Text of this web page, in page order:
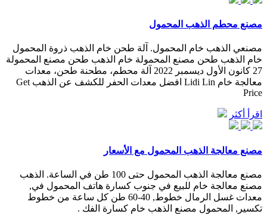
مصنع محطم الذهب المحمول
مصنعي الذهب خام المحمول. آلة طحن خام الذهب ذروة المحمول
خام الذهب طحن مصنع المحمولة خام الذهب طحن مصنع المحمولة
27 كانون الأول ديسمبر 2022 آلة محطم، مطحنة طحن، معدات
معالجة خام Lidi Lin افضل معدات الحفر للكشف عن الذهب Get
Price
اقرأ أكثر
مصنع معالجة الذهب المحمول مع الأسعار
مصنع معالجة الذهب المحمول حتى 100 طن في الساعة. الذهب
مصنع معالجة خام للبيع في جنوب كسارة هاتف المحمول في,
معدات غسل الرمال خطوط, 40-60 طن كل ساعة من خطوط
تكسير, المحمول مصنع الذهب خام كسارة الفك .